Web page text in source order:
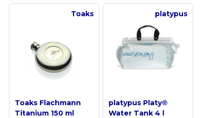
Toaks
Toaks Flachmann
Titanium 150 ml
platypus
platypus Platy®
Water Tank 4 l